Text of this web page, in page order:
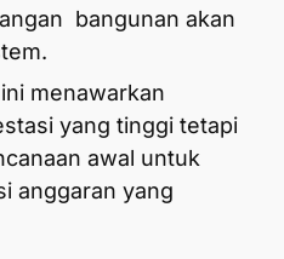
bangunan akan
menawarkan
yang tinggi tetapi
awal untuk
anggaran yang